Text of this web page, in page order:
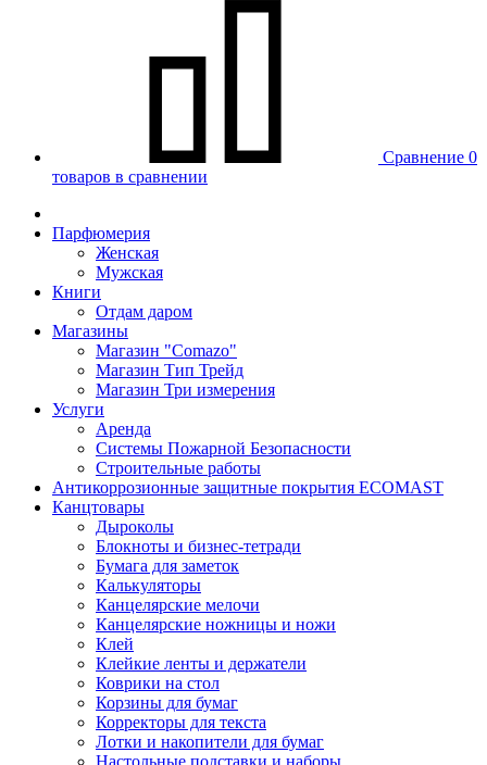
Сравнение 0
товаров в сравнении
Парфюмерия
Женская
Мужская
Книги
Отдам даром
Магазины
Магазин "Comazo"
Магазин Тип Трейд
Магазин Три измерения
Услуги
Аренда
Системы Пожарной Безопасности
Строительные работы
Антикоррозионные защитные покрытия ECOMAST
Канцтовары
Дыроколы
Блокноты и бизнес-тетради
Бумага для заметок
Калькуляторы
Канцелярские мелочи
Канцелярские ножницы и ножи
Клей
Клейкие ленты и держатели
Коврики на стол
Корзины для бумаг
Корректоры для текста
Лотки и накопители для бумаг
Настольные подставки и наборы